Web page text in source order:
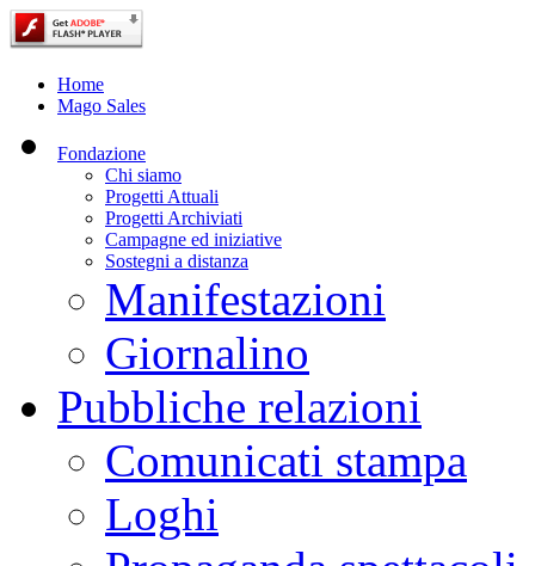
Home
Mago Sales
Fondazione
Chi siamo
Progetti Attuali
Progetti Archiviati
Campagne ed iniziative
Sostegni a distanza
Manifestazioni
Giornalino
Pubbliche relazioni
Comunicati stampa
Loghi